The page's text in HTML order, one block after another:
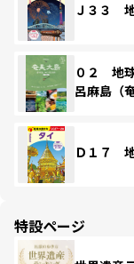
Ｊ３３
０２ 地
呂麻島（
Ｄ１７
特設ページ